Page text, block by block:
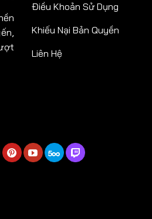
Tập 40
Tập 41
Điều Khoản Sử Dụng
Khiếu Nại Bản Quyền
Liên Hệ